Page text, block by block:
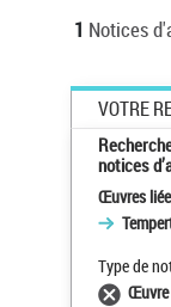
1 Notices
VOTRE
notices
Œuvres
Type de
Œuvre